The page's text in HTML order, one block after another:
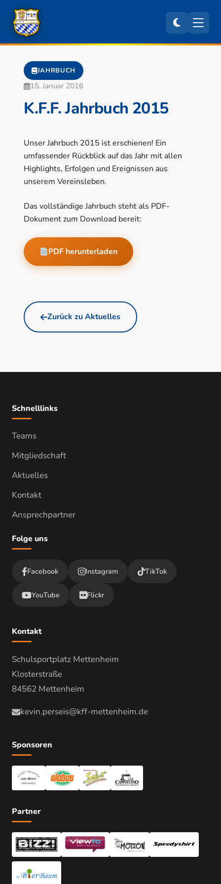
JAHRBUCH
15. Januar 2016
K.F.F. Jahrbuch 2015
Unser Jahrbuch 2015 ist erschienen! Ein
umfassender Rückblick auf das Jahr mit allen
Highlights, Erfolgen und Ereignissen aus
unserem Vereinsleben.
Das vollständige Jahrbuch steht als PDF-
Dokument zum Download bereit:
PDF herunterladen
Zurück zu Aktuelles
Schnelllinks
Teams
Mitgliedschaft
Aktuelles
Kontakt
Ansprechpartner
Folge uns
Facebook Instagram TikTok
YouTube Flickr
Kontakt
Schulsportplatz Mettenheim
Klosterstraße
84562 Mettenheim
kevin.perseis@kff-mettenheim.de
Sponsoren
Partner